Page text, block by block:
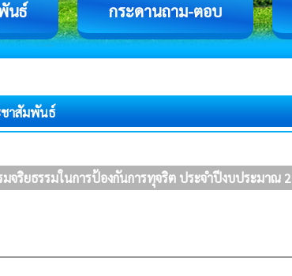
นธ์ กระดานถาม-ตอบ
าสัมพันธ์
ริยธรรมในการป้องกันการทุจริต ประจำปีงบประมาณ